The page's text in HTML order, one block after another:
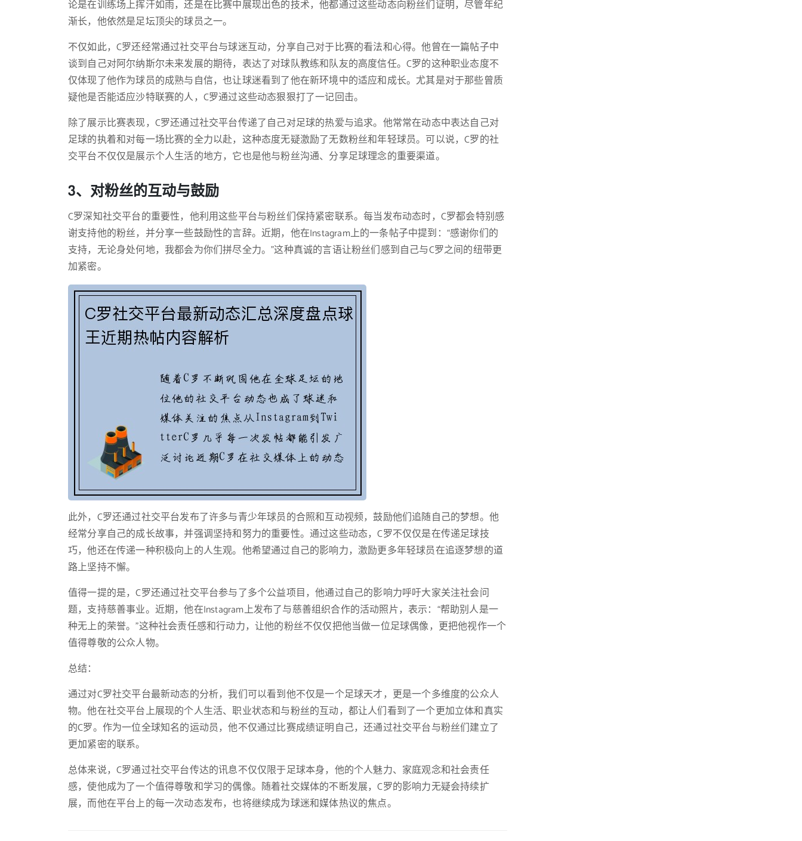
论是在训练场上挥汗如雨，还是在比赛中展现出色的技术，他都通过这些动态向粉丝们证明，尽管年纪
渐长，他依然是足坛顶尖的球员之一。
不仅如此，C罗还经常通过社交平台与球迷互动，分享自己对于比赛的看法和心得。他曾在一篇帖子中
谈到自己对阿尔纳斯尔未来发展的期待，表达了对球队教练和队友的高度信任。C罗的这种职业态度不
仅体现了他作为球员的成熟与自信，也让球迷看到了他在新环境中的适应和成长。尤其是对于那些曾质
疑他是否能适应沙特联赛的人，C罗通过这些动态狠狠打了一记回击。
除了展示比赛表现，C罗还通过社交平台传递了自己对足球的热爱与追求。他常常在动态中表达自己对
足球的执着和对每一场比赛的全力以赴，这种态度无疑激励了无数粉丝和年轻球员。可以说，C罗的社
交平台不仅仅是展示个人生活的地方，它也是他与粉丝沟通、分享足球理念的重要渠道。
3、对粉丝的互动与鼓励
C罗深知社交平台的重要性，他利用这些平台与粉丝们保持紧密联系。每当发布动态时，C罗都会特别感
谢支持他的粉丝，并分享一些鼓励性的言辞。近期，他在Instagram上的一条帖子中提到：“感谢你们的
支持，无论身处何地，我都会为你们拼尽全力。”这种真诚的言语让粉丝们感到自己与C罗之间的纽带更
加紧密。
此外，C罗还通过社交平台发布了许多与青少年球员的合照和互动视频，鼓励他们追随自己的梦想。他
经常分享自己的成长故事，并强调坚持和努力的重要性。通过这些动态，C罗不仅仅是在传递足球技
巧，他还在传递一种积极向上的人生观。他希望通过自己的影响力，激励更多年轻球员在追逐梦想的道
路上坚持不懈。
值得一提的是，C罗还通过社交平台参与了多个公益项目，他通过自己的影响力呼吁大家关注社会问
题，支持慈善事业。近期，他在Instagram上发布了与慈善组织合作的活动照片，表示：“帮助别人是一
种无上的荣誉。”这种社会责任感和行动力，让他的粉丝不仅仅把他当做一位足球偶像，更把他视作一个
值得尊敬的公众人物。
总结：
通过对C罗社交平台最新动态的分析，我们可以看到他不仅是一个足球天才，更是一个多维度的公众人
物。他在社交平台上展现的个人生活、职业状态和与粉丝的互动，都让人们看到了一个更加立体和真实
的C罗。作为一位全球知名的运动员，他不仅通过比赛成绩证明自己，还通过社交平台与粉丝们建立了
更加紧密的联系。
总体来说，C罗通过社交平台传达的讯息不仅仅限于足球本身，他的个人魅力、家庭观念和社会责任
感，使他成为了一个值得尊敬和学习的偶像。随着社交媒体的不断发展，C罗的影响力无疑会持续扩
展，而他在平台上的每一次动态发布，也将继续成为球迷和媒体热议的焦点。